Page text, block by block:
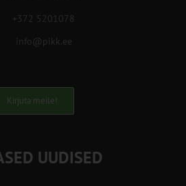
+372 5201078
info@pikk.ee
Kirjuta meile!
UUDISED